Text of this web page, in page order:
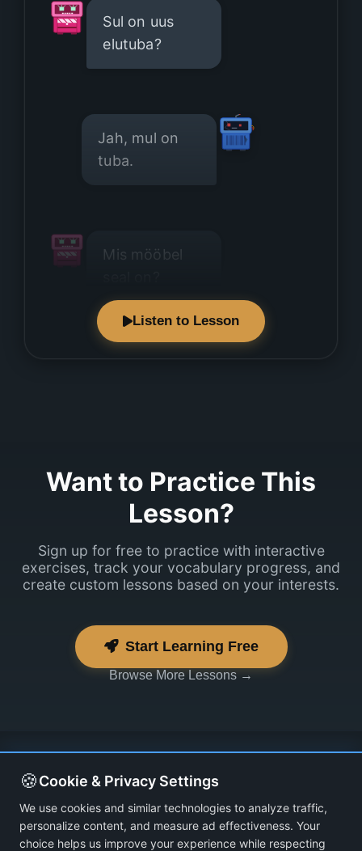
Sul on uus
elutuba?
Jah, mul on
tuba.
Mis mööbel
Listen to Lesson
Want to Practice This
Lesson?
Sign up for free to practice with interactive
exercises, track your vocabulary progress, and
create custom lessons based on your interests.
Start Learning Free
Browse More Lessons →
🍪Cookie & Privacy Settings
We use cookies and similar technologies to analyze traffic,
personalize content, and measure ad effectiveness. Your
choice helps us improve your experience while respecting